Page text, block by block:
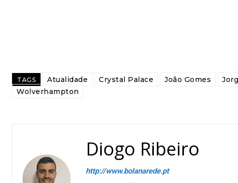
TAGS Atualidade Crystal Palace João Gomes
Wolverhampton
Diogo Ribeiro
http://www.bolanarede.pt